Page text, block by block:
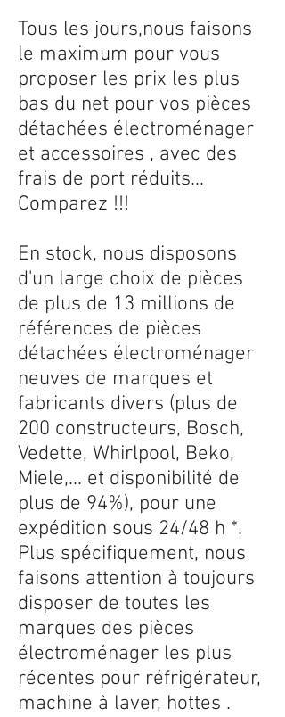
Tous les jours,nous faisons
le maximum pour vous
proposer les prix les plus
bas du net pour vos pièces
détachées électroménager
et accessoires , avec des
frais de port réduits...
Comparez !!!
En stock, nous disposons
d'un large choix de pièces
de plus de 13 millions de
références de pièces
détachées électroménager
neuves de marques et
fabricants divers (plus de
200 constructeurs, Bosch,
Vedette, Whirlpool, Beko,
Miele,... et disponibilité de
plus de 94%), pour une
expédition sous 24/48 h *.
Plus spécifiquement, nous
faisons attention à toujours
disposer de toutes les
marques des pièces
électroménager les plus
récentes pour réfrigérateur,
machine à laver, hottes .